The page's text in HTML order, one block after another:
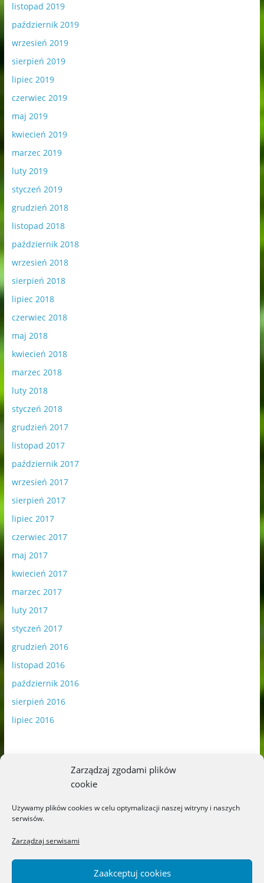
Zarządzaj zgodami plików
cookie
Używamy plików cookies w celu optymalizacji naszej witryny i naszych
serwisów.
Zarządzaj serwisami
Zaakceptuj cookies
listopad 2019
październik 2019
wrzesień 2019
sierpień 2019
lipiec 2019
czerwiec 2019
maj 2019
kwiecień 2019
marzec 2019
luty 2019
styczeń 2019
grudzień 2018
listopad 2018
październik 2018
wrzesień 2018
sierpień 2018
lipiec 2018
czerwiec 2018
maj 2018
kwiecień 2018
marzec 2018
luty 2018
styczeń 2018
grudzień 2017
listopad 2017
październik 2017
wrzesień 2017
sierpień 2017
lipiec 2017
czerwiec 2017
maj 2017
kwiecień 2017
marzec 2017
luty 2017
styczeń 2017
grudzień 2016
listopad 2016
październik 2016
sierpień 2016
lipiec 2016